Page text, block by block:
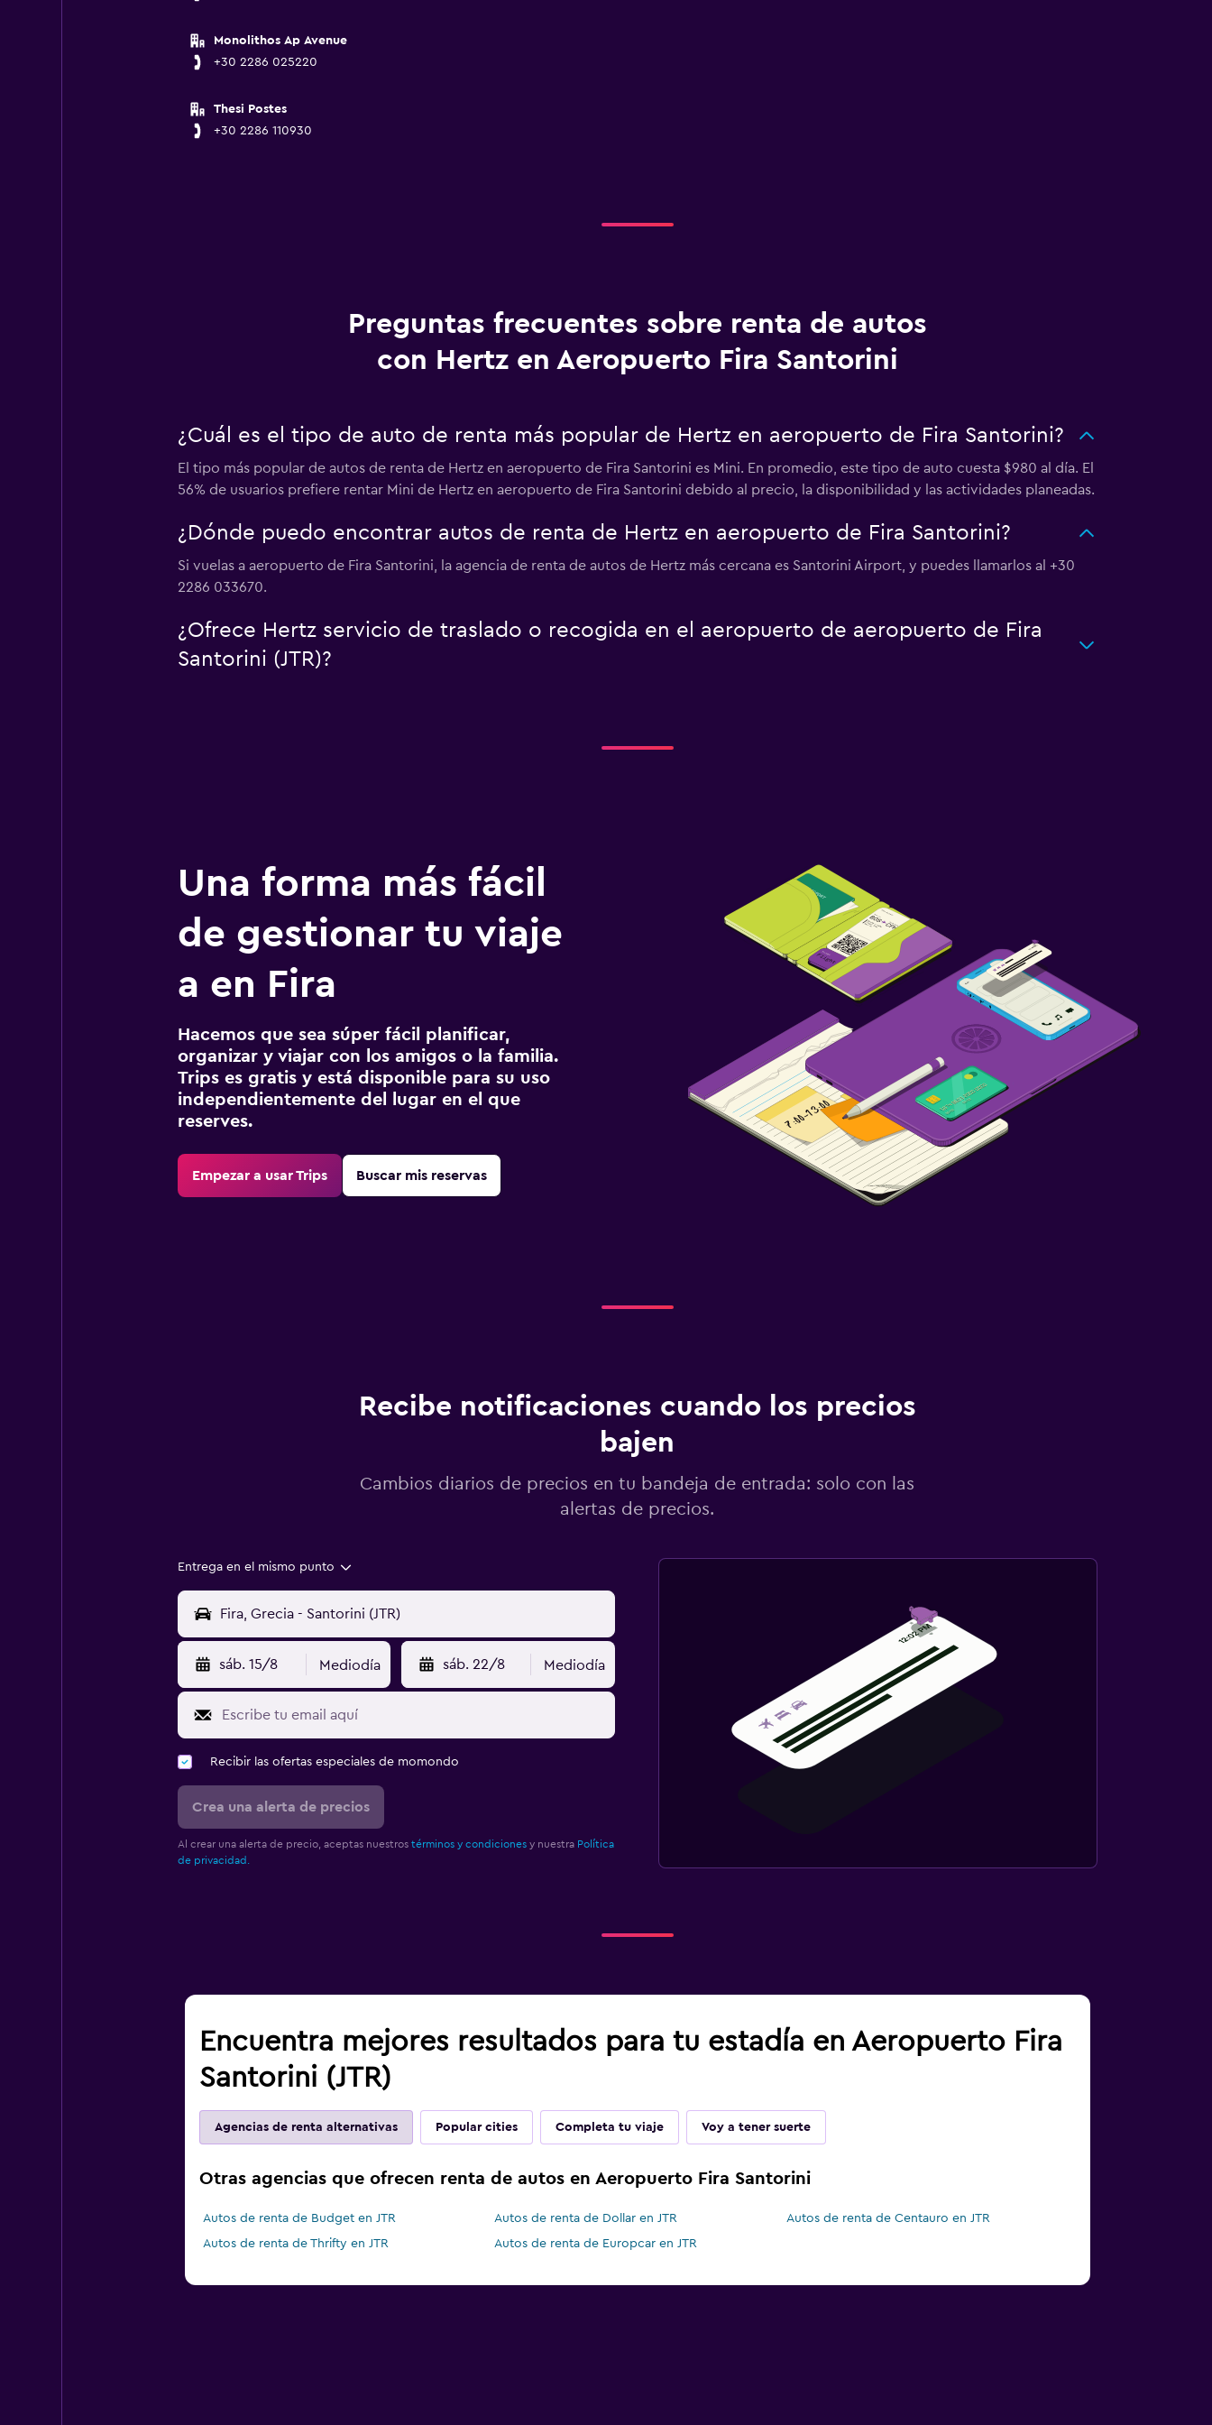
Monolithos Ap Avenue
+30 2286 025220
Thesi Postes
+30 2286 110930
Preguntas frecuentes sobre renta de autos
con Hertz en Aeropuerto Fira Santorini
¿Cuál es el tipo de auto de renta más popular de Hertz en aeropuerto de Fira Santorini?
El tipo más popular de autos de renta de Hertz en aeropuerto de Fira Santorini es Mini. En promedio, este tipo de auto cuesta $980 al día. El
56% de usuarios prefiere rentar Mini de Hertz en aeropuerto de Fira Santorini debido al precio, la disponibilidad y las actividades planeadas.
¿Dónde puedo encontrar autos de renta de Hertz en aeropuerto de Fira Santorini?
Si vuelas a aeropuerto de Fira Santorini, la agencia de renta de autos de Hertz más cercana es Santorini Airport, y puedes llamarlos al +30
2286 033670.
¿Ofrece Hertz servicio de traslado o recogida en el aeropuerto de aeropuerto de Fira
Santorini (JTR)?
Una forma más fácil
de gestionar tu viaje
a en Fira
Hacemos que sea súper fácil planificar,
organizar y viajar con los amigos o la familia.
Trips es gratis y está disponible para su uso
independientemente del lugar en el que
reserves.
Empezar a usar Trips Buscar mis reservas
Recibe notificaciones cuando los precios
bajen
Cambios diarios de precios en tu bandeja de entrada: solo con las
alertas de precios.
Entrega en el mismo punto
sáb. 15/8 Mediodía sáb. 22/8 Mediodía
Recibir las ofertas especiales de momondo
Crea una alerta de precios
Al crear una alerta de precio, aceptas nuestros términos y condicionesy nuestra Política
de privacidad.
Encuentra mejores resultados para tu estadía en Aeropuerto Fira
Santorini (JTR)
Agencias de renta alternativas Popular cities Completa tu viaje Voy a tener suerte
Otras agencias que ofrecen renta de autos en Aeropuerto Fira Santorini
Autos de renta de Budget en JTR Autos de renta de Dollar en JTR
Autos de renta de Centauro en JTR
Autos de renta de Thrifty en JTR
Autos de renta de Europcar en JTR